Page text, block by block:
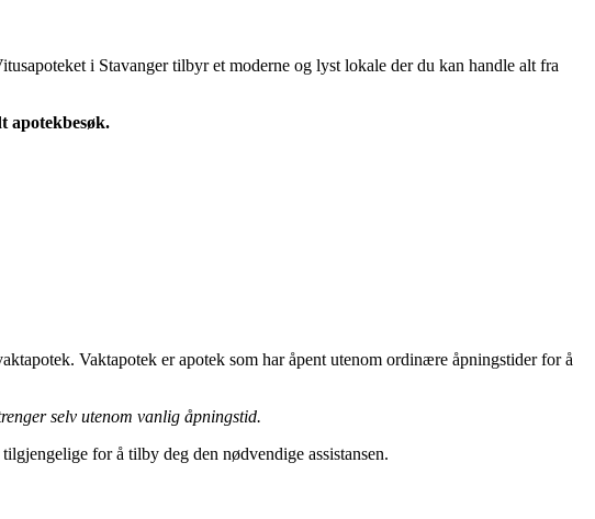
i Stavanger tilbyr et moderne og lyst lokale der du kan handle alt fra
apotekbesøk.
Vaktapotek er apotek som har åpent utenom ordinære åpningstider for å
selv utenom vanlig åpningstid.
for å tilby deg den nødvendige assistansen.